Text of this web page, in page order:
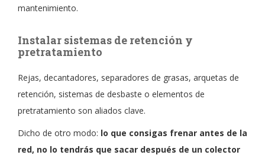
mantenimiento.
Instalar sistemas de retención y
pretratamiento
Rejas, decantadores, separadores de grasas, arquetas de
retención, sistemas de desbaste o elementos de
pretratamiento son aliados clave.
Dicho de otro modo: lo que consigas frenar antes de la
red, no lo tendrás que sacar después de un colector